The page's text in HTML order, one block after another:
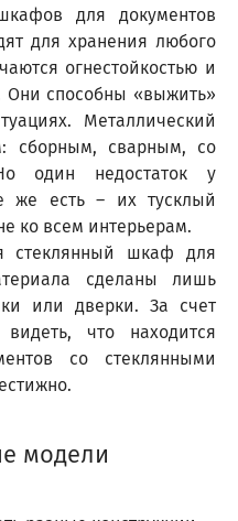
для документов
для хранения любого
огнестойкостью и
Они способны «выжить»
Металлический
сборным, сварным, со
один недостаток у
же есть – их тусклый
ко всем интерьерам.
стеклянный шкаф для
сделаны лишь
или дверки. За счет
что находится
со стеклянными
модели